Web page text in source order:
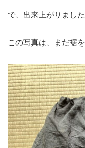
で、出来上がりました
この写真は、まだ裾